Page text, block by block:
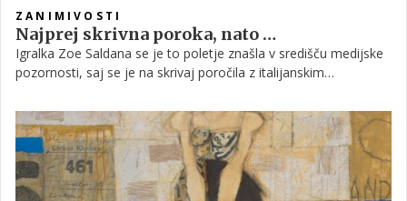
ZANIMIVOSTI
Najprej skrivna poroka, nato …
Igralka Zoe Saldana se je to poletje znašla v središču medijske
pozornosti, saj se je na skrivaj poročila z italijanskim
razkošno vilo v Los Angelesu.